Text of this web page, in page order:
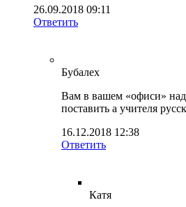
26.09.2018 09:11
Ответить
Бубалех
Вам в вашем «офиси»
поставить а учителя
16.12.2018 12:38
Ответить
Катя